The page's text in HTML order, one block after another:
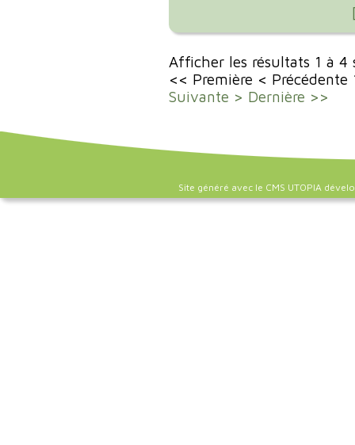
Afficher les résultats 1 à
<< Première < Précédente
Suivante > Dernière >>
Site généré avec le CMS UTOPIA